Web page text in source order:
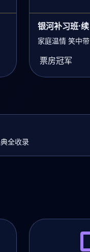
银河补习班·续
家庭温情 笑中
票房冠军
全收录